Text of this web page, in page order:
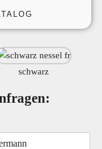
schwarz